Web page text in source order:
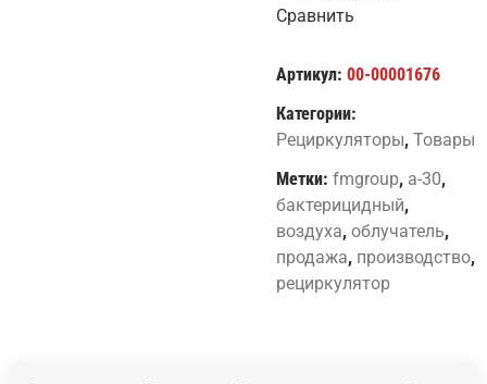
Сравнить
Артикул: 00-00001676
Категории:
Рециркуляторы, Товары
Метки: fmgroup, а-30,
бактерицидный,
воздуха, облучатель,
продажа, производство,
рециркулятор